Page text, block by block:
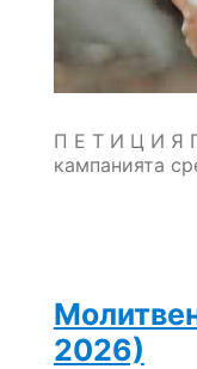
П Е Т И Ц И Я
кампанията
2026)